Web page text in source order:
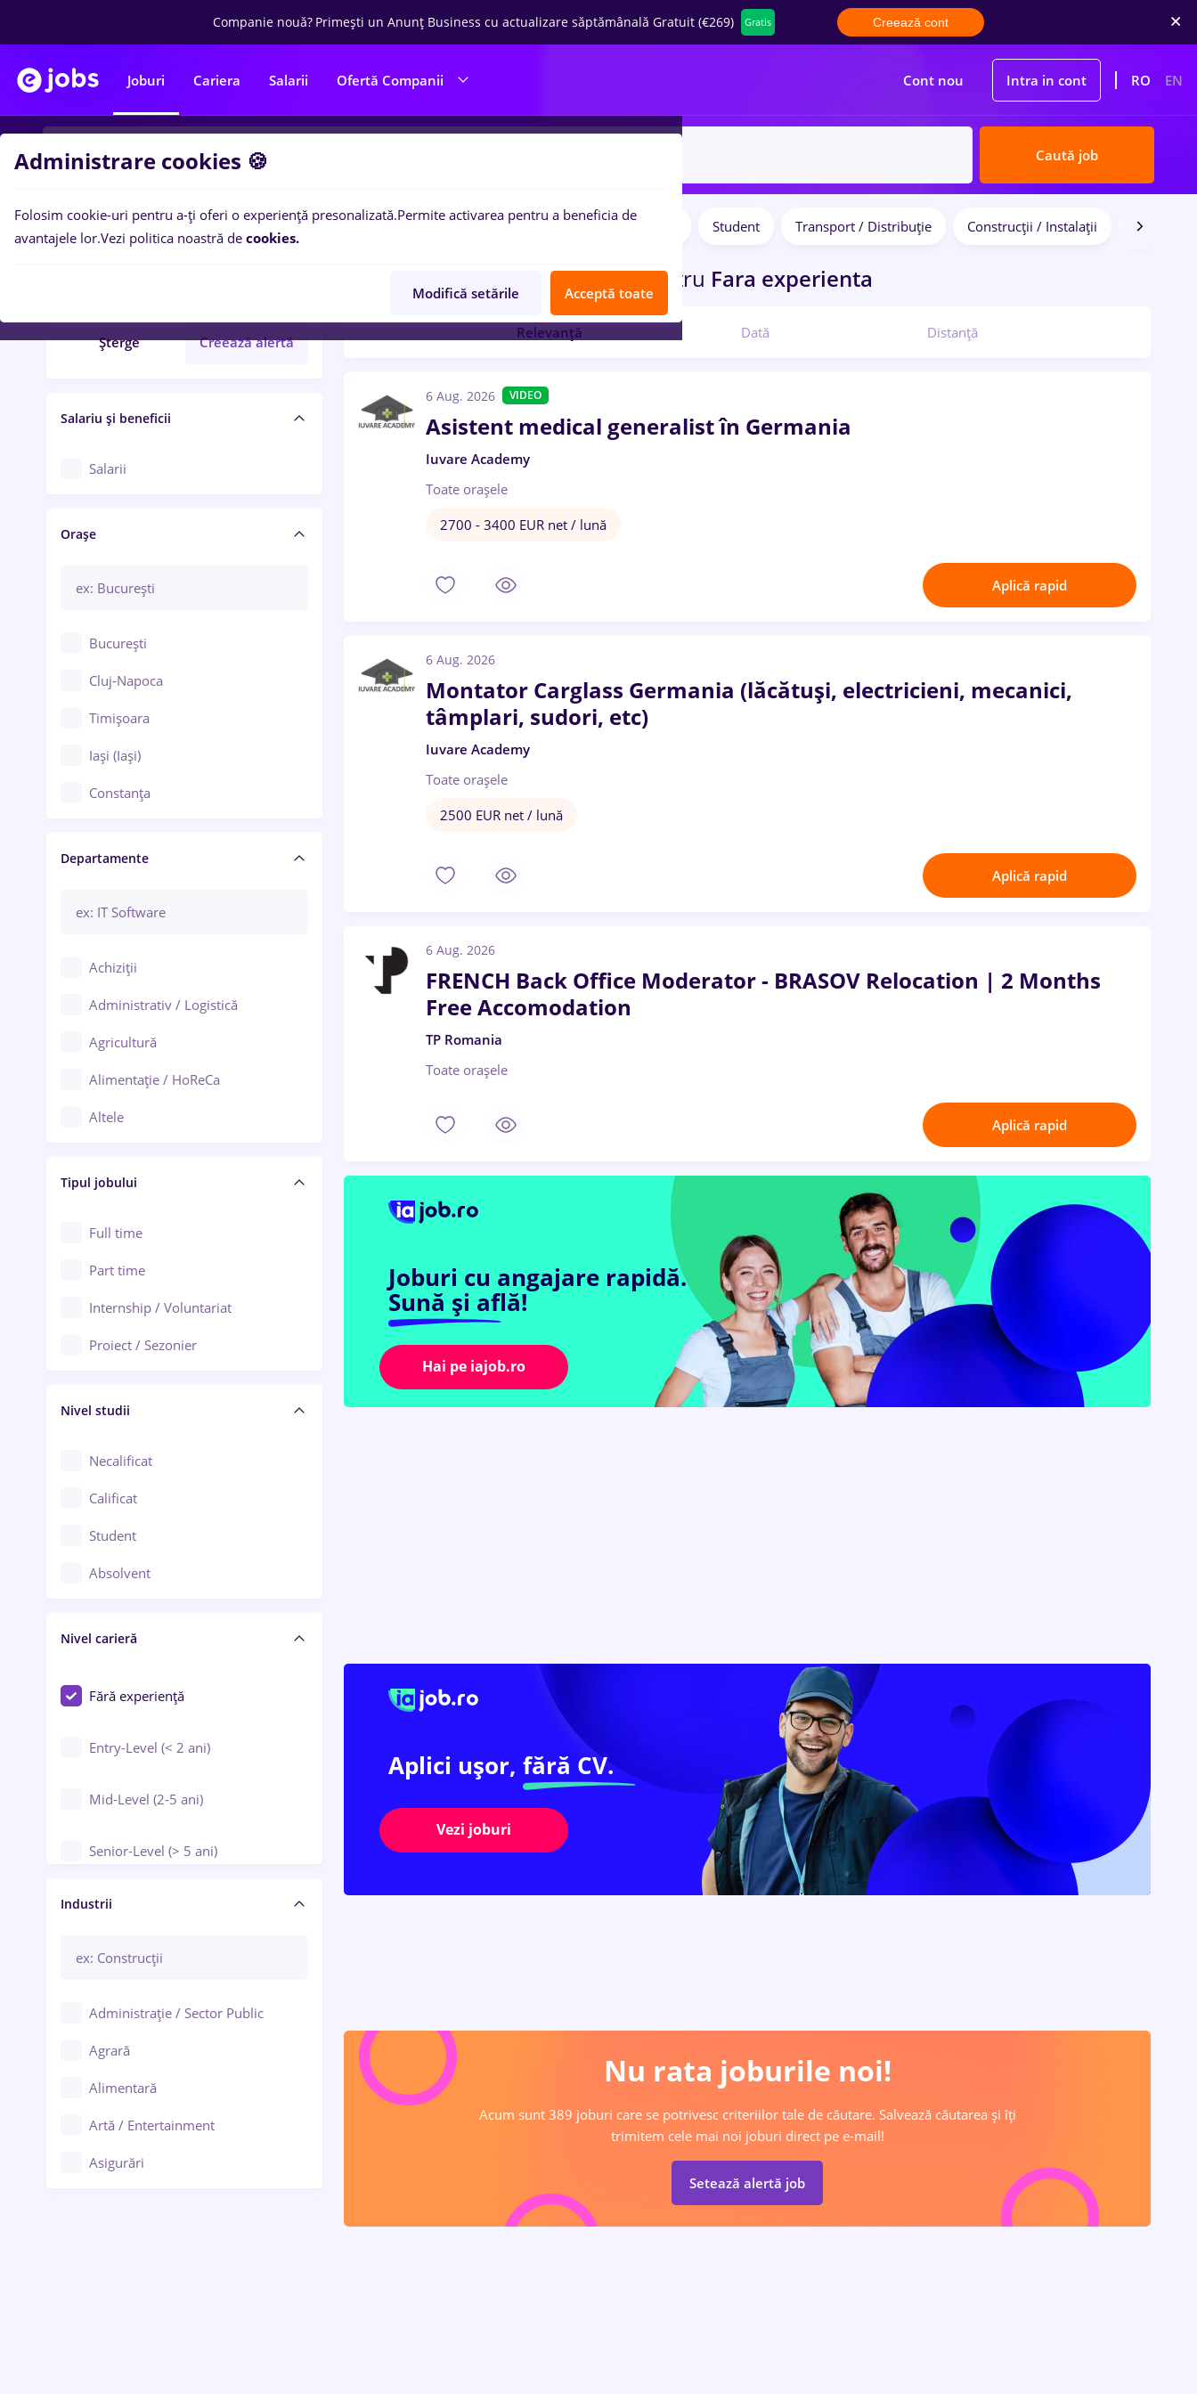
Companie nouă? Primești un Anunț Business cu actualizare săptămânală Gratuit (€269) Gratis Creează cont
Joburi Cariera Salarii Ofertă Companii Cont nou Intra in cont RO EN
Caută job
Filtre
Șterge Creează alertă
Salariu și beneficii
Salarii
Orașe
București
Cluj-Napoca
Timișoara
Iași (Iași)
Constanța
Brașov
Bacău
Galați (Galați)
Ploiești
Arad
Baia Mare
Bârlad
Bistrița (Bistrița-Năsăud)
Departamente
Achiziții
Administrativ / Logistică
Agricultură
Alimentație / HoReCa
Altele
Asigurări
Au pair / Babysitter / Curățenie
Audit / Consultanță
Auto / Echipamente
Automatizări
Cercetare - dezvoltare
Chimie / Biochimie
Confecții / Design vestimentar
Construcții / Instalații
Controlul calității
Educație / Training / Arte
Tipul jobului
Full time
Part time
Internship / Voluntariat
Proiect / Sezonier
Nivel studii
Necalificat
Calificat
Student
Absolvent
Nivel carieră
Fără experiență
Entry-Level (< 2 ani)
Mid-Level (2-5 ani)
Senior-Level (> 5 ani)
Manager / Executiv
Industrii
Administrație / Sector Public
Agrară
Alimentară
Artă / Entertainment
Asigurări
Student Transport / Distribuție Construcții / Instalații Bănci
inZalaupentru Fara experienta
Relevanță Dată Distanță
6 Aug. 2026 VIDEO
Asistent medical generalist în Germania
Iuvare Academy
Toate oraşele
2700 - 3400 EUR net / lună
Aplică rapid
6 Aug. 2026
Montator Carglass Germania (lăcătuși, electricieni, mecanici,
tâmplari, sudori, etc)
Iuvare Academy
Toate oraşele
2500 EUR net / lună
Aplică rapid
6 Aug. 2026
FRENCH Back Office Moderator - BRASOV Relocation | 2 Months
Free Accomodation
TP Romania
Toate oraşele
Aplică rapid
Joburi cu angajare rapidă.
Sună și află!
Hai pe iajob.ro
Aplici ușor, fără CV.
Vezi joburi
Nu rata joburile noi!
Acum sunt 389 joburi care se potrivesc criteriilor tale de căutare. Salvează căutarea și îți
trimitem cele mai noi joburi direct pe e-mail!
Setează alertă job
Administrare cookies 🍪
Folosim cookie-uri pentru a-ți oferi o experiență presonalizată.Permite activarea pentru a beneficia de
avantajele lor.Vezi politica noastră de cookies.
Modifică setările Acceptă toate